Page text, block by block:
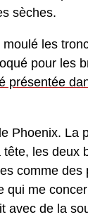
sèches.
moulé les
pour les
présentée
Phoenix. La
les deux
comme des
qui me
avec de la